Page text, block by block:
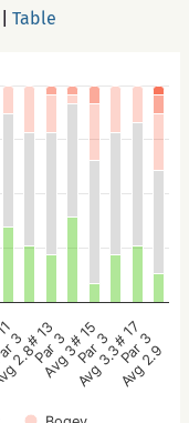
Table
3
2.8
# 13
Par 3
Avg 3
# 15
Par 3
Avg 3.3
# 17
Par 3
Avg 2.9